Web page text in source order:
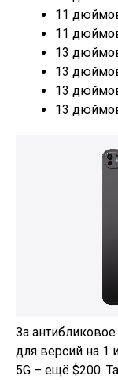
11
11
13
13
13
13
За антибликовое
для версий на 1
5G – ещё $200.